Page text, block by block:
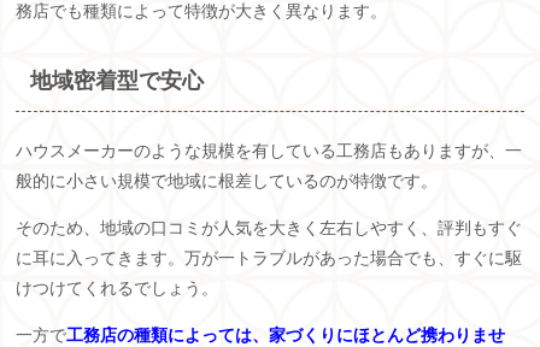
務店でも種類によって特徴が大きく異なります。
地域密着型で安心
ハウスメーカーのような規模を有している工務店もありますが、一
般的に小さい規模で地域に根差しているのが特徴です。
そのため、地域の口コミが人気を大きく左右しやすく、評判もすぐ
に耳に入ってきます。万が一トラブルがあった場合でも、すぐに駆
けつけてくれるでしょう。
一方で工務店の種類によっては、家づくりにほとんど携わりませ